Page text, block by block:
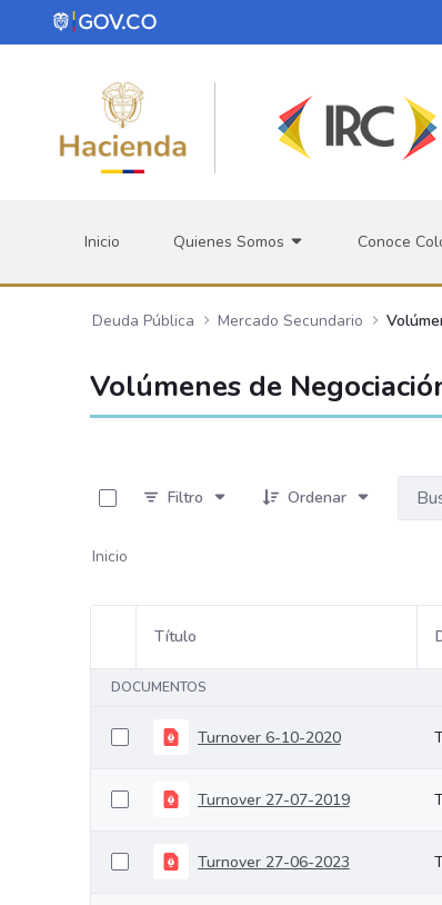
Saltar al contenido principal
Inicio Quienes Somos Conoce
Deuda Pública Mercado Secundario
Volúmenes de
Filtro
Ordenar
Inicio
Selección del elemento
Título
DOCUMENTOS
Turnover 6-10-2020
Turnover 27-07-2019
Turnover 27-06-2023